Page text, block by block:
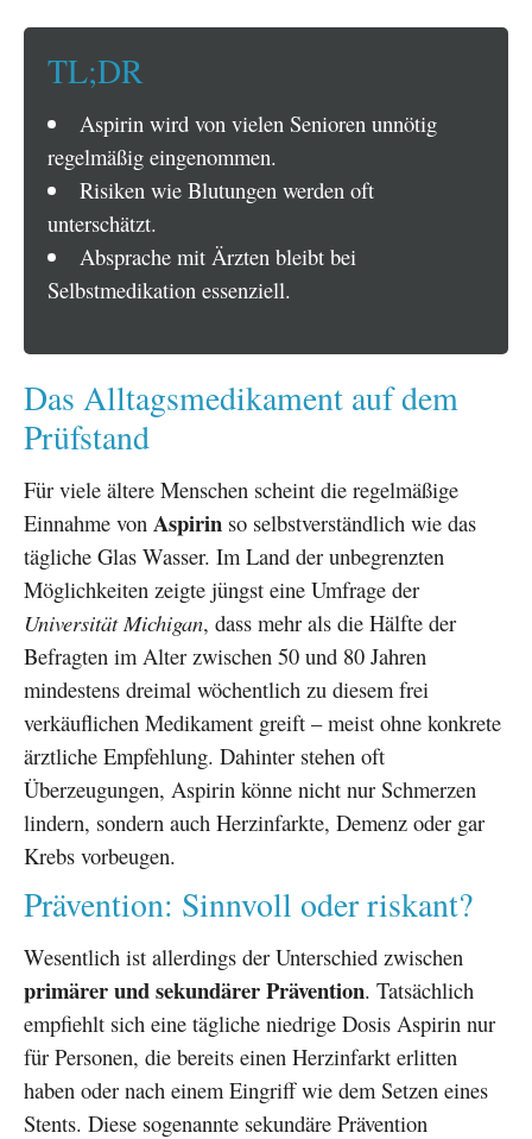
TL;DR
Aspirin wird von vielen Senioren unnötig
regelmäßig eingenommen.
Risiken wie Blutungen werden oft
unterschätzt.
Absprache mit Ärzten bleibt bei
Selbstmedikation essenziell.
Das Alltagsmedikament auf dem
Prüfstand
Für viele ältere Menschen scheint die regelmäßige
Einnahme von Aspirin so selbstverständlich wie das
tägliche Glas Wasser. Im Land der unbegrenzten
Möglichkeiten zeigte jüngst eine Umfrage der
Universität Michigan, dass mehr als die Hälfte der
Befragten im Alter zwischen 50 und 80 Jahren
mindestens dreimal wöchentlich zu diesem frei
verkäuflichen Medikament greift – meist ohne konkrete
ärztliche Empfehlung. Dahinter stehen oft
Überzeugungen, Aspirin könne nicht nur Schmerzen
lindern, sondern auch Herzinfarkte, Demenz oder gar
Krebs vorbeugen.
Prävention: Sinnvoll oder riskant?
Wesentlich ist allerdings der Unterschied zwischen
primärer und sekundärer Prävention. Tatsächlich
empfiehlt sich eine tägliche niedrige Dosis Aspirin nur
für Personen, die bereits einen Herzinfarkt erlitten
haben oder nach einem Eingriff wie dem Setzen eines
Stents. Diese sogenannte sekundäre Prävention